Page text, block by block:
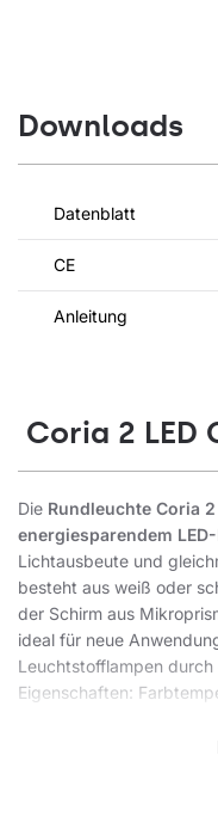
Downloads
Datenblatt
CE
Anleitung
Coria 2
Die Rundleuchte Coria
energiesparendem
Lichtausbeute und
besteht aus weiß oder
der Schirm aus
ideal für neue
Leuchtstofflampen
Eigenschaften:
25°C; Pendel- oder